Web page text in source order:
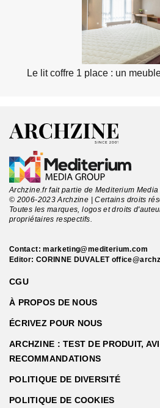
Le lit coffre 1 place : un
Archzine.fr fait partie de Mediterium Media
© 2006-2023 Archzine | Certains droits
Toutes les marques, logos et droits
propriétaires respectifs.
Contact:marketing@mediterium.com
Editor: CORINNE DUVALET
CGU
À PROPOS DE NOUS
ÉCRIVEZ POUR NOUS
ARCHZINE : TEST DE PRODUIT,
RECOMMANDATIONS
POLITIQUE DE DIVERSITÉ
POLITIQUE DE COOKIES